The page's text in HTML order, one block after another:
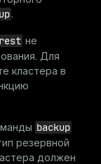
.
не
Для
кластера в
backup
резервной
должен